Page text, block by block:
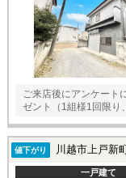
ご来店後にアンケート
ゼント（1組様1回限り
値下がり 川越市上戸新
一戸建て